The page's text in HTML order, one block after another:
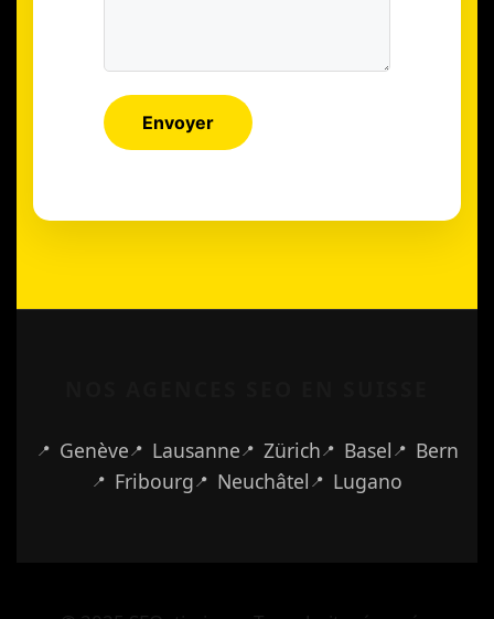
Envoyer
Genève Lausanne Zürich Basel
Bern
Fribourg
Neuchâtel Lugano